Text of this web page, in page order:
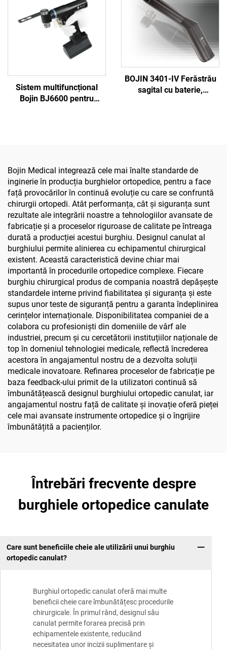
Sistem multifuncțional
Bojin BJ6600 pentru
traumatică și articulară
BOJIN 3401-IV Ferăstrău
sagital cu baterie,
Bojin Medical integrează cele mai înalte standarde de
inginerie în producția burghielor ortopedice, pentru a face
față provocărilor în continuă evoluție cu care se confruntă
chirurgii ortopedi. Atât performanța, cât și siguranța sunt
rezultate ale integrării noastre a tehnologiilor avansate de
fabricație și a proceselor riguroase de calitate pe întreaga
durată a producției acestui burghiu. Designul canulat al
burghiului permite alinierea cu echipamentul chirurgical
existent. Această caracteristică devine chiar mai
importantă în procedurile ortopedice complexe. Fiecare
burghiu chirurgical produs de compania noastră depășește
standardele interne privind fiabilitatea și siguranța și este
supus unor teste de siguranță pentru a garanta îndeplinirea
cerințelor internaționale. Disponibilitatea companiei de a
colabora cu profesioniști din domeniile de vârf ale
industriei, precum și cu cercetătorii instituțiilor naționale de
top în domeniul tehnologiei medicale, reflectă încrederea
acestora în angajamentul nostru de a dezvolta soluții
medicale inovatoare. Refinarea proceselor de fabricație pe
baza feedback-ului primit de la utilizatori continuă să
îmbunătățească designul burghiului ortopedic canulat, iar
angajamentul nostru față de calitate și inovație oferă pieței
cele mai avansate instrumente ortopedice și o îngrijire
îmbunătățită a pacienților.
Întrebări frecvente despre
burghiele ortopedice canulate
Care sunt beneficiile cheie ale utilizării unui burghiu
ortopedic canulat?
Burghiul ortopedic canulat oferă mai multe
beneficii cheie care îmbunătățesc procedurile
chirurgicale. În primul rând, designul său
canulat permite forarea precisă prin
echipamentele existente, reducând
necesitatea unor incizii suplimentare și